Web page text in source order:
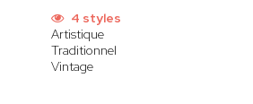
4 styles
Artistique
Traditionnel
Vintage